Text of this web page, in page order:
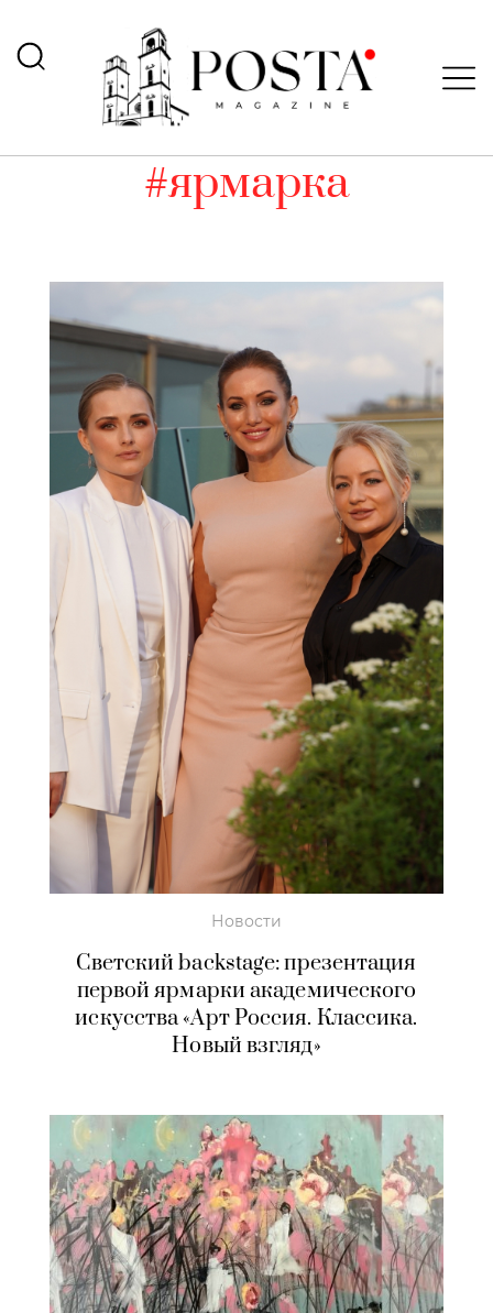
#ярмарка
Новости
Светский backstage: презентация
первой ярмарки академического
искусства «Арт Россия. Классика.
Новый взгляд»